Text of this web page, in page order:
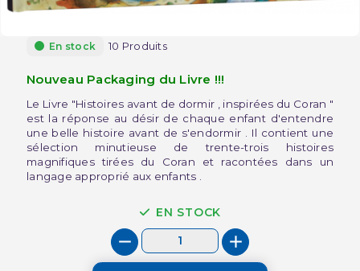
En stock 10 Produits
Nouveau Packaging du Livre !!!
Le Livre "Histoires avant de dormir , inspirées du Coran "
est la réponse au désir de chaque enfant d'entendre
une belle histoire avant de s'endormir . Il contient une
sélection minutieuse de trente-trois histoires
magnifiques tirées du Coran et racontées dans un
langage approprié aux enfants .
EN STOCK